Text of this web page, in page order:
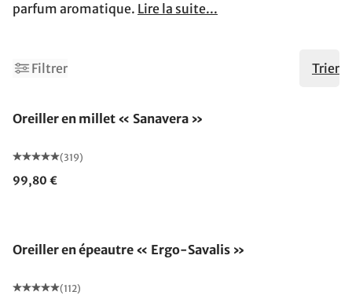
parfum aromatique. Lire la suite...
Filtrer Trier
Oreiller en millet « Sanavera »
(319)
99,80 €
Oreiller en épeautre « Ergo-Savalis »
(112)